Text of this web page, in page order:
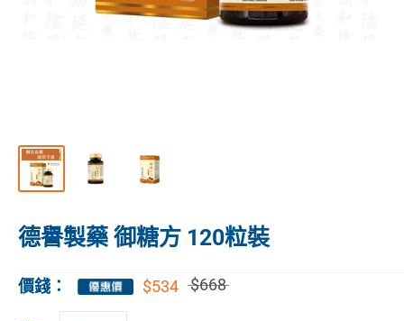
德譽製藥 御糖方 120粒裝
價錢： $534 $668